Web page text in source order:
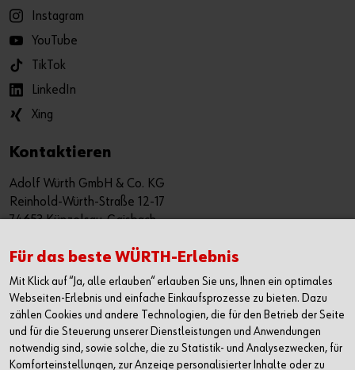
Instagram
YouTube
TikTok
LinkedIn
Xing
Kontaktieren
Adolf Würth GmbH & Co. KG
Reinhold-Würth-Straße 12-17
74653 Künzelsau-Gaisbach
Alle Kontaktmöglichkeiten
+49 7940 15-2400
info@wuerth.com
Für das beste WÜRTH-Erlebnis
Mit Klick auf “Ja, alle erlauben“ erlauben Sie uns, Ihnen ein optimales
Webseiten-Erlebnis und einfache Einkaufsprozesse zu bieten. Dazu
zählen Cookies und andere Technologien, die für den Betrieb der Seite
und für die Steuerung unserer Dienstleistungen und Anwendungen
notwendig sind, sowie solche, die zu Statistik- und Analysezwecken, für
Komforteinstellungen, zur Anzeige personalisierter Inhalte oder zu